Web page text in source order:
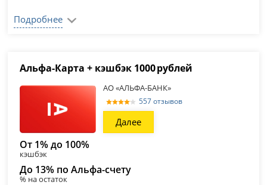
Подробнее
Альфа‑Карта + кэшбэк 1000 рублей
АО «АЛЬФА-БАНК»
557 отзывов
Далее
От 1% до 100%
кэшбэк
До 13% по Альфа-счету
% на остаток